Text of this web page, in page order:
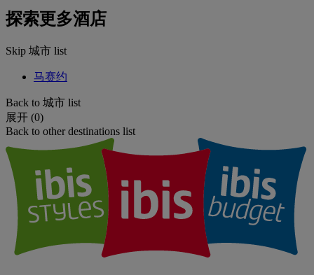
探索更多酒店
Skip 城市 list
马赛约
Back to 城市 list
展开 (0)
Back to other destinations list